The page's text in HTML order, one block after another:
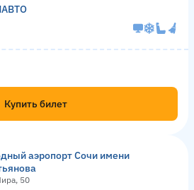
Купить билет
аэропорт Сочи имени
50